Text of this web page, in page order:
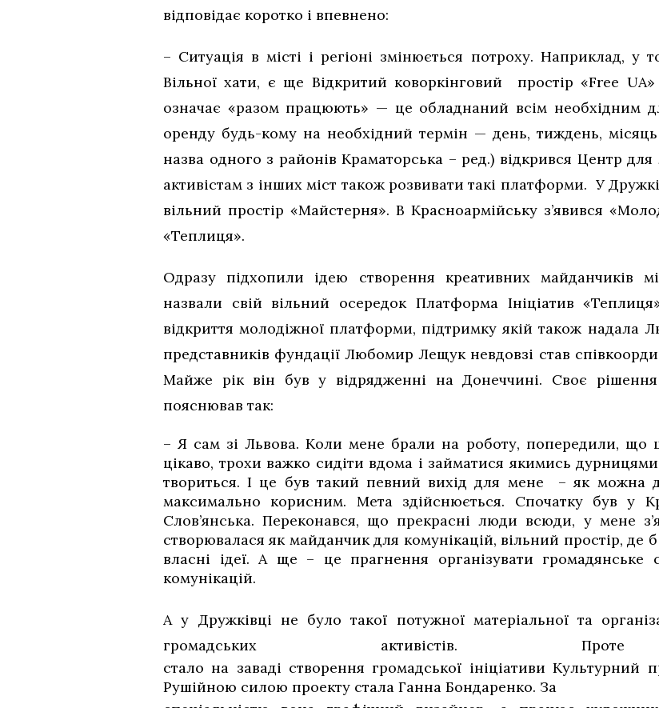
відповідає коротко і впевнено:
– Ситуація в місті і регіоні змінюється потроху. Наприклад, у
Вільної хати, є ще Відкритий коворкінговий простір «Free
означає «разом працюють» — це обладнаний всім необхідним
оренду будь-кому на необхідний термін — день, тиждень,
назва одного з районів Краматорська – ред.) відкрився Центр
активістам з інших міст також розвивати такі платформи. У
вільний простір «Майстерня». В Красноармійську з’явився
«Теплиця».
Одразу підхопили ідею створення креативних майданчиків
назвали свій вільний осередок Платформа Ініціатив
відкриття молодіжної платформи, підтримку якій також надала
представників фундації Любомир Лещук невдовзі став
Майже рік він був у відрядженні на Донеччині. Своє
пояснював так:
– Я сам зі Львова. Коли мене брали на роботу, попередили, що
цікаво, трохи важко сидіти вдома і займатися якимись
твориться. І це був такий певний вихід для мене – як можна
максимально корисним. Мета здійснюється. Спочатку був у
Слов’янська. Переконався, що прекрасні люди всюди, у мене
створювалася як майданчик для комунікацій, вільний простір, де
власні ідеї. А ще – це прагнення організувати громадянське
комунікацій.
А у Дружківці не було такої потужної матеріальної та
громадських
стало на заваді створення громадської ініціативи Культурний
Рушійною силою проекту стала Ганна Бондаренко. За